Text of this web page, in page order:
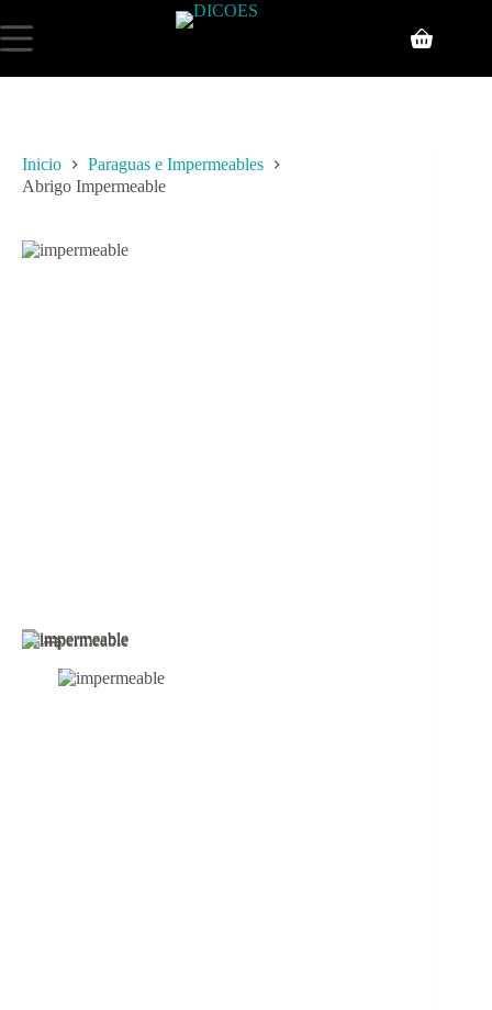
Inicio
Paraguas e Impermeables
Abrigo Impermeable